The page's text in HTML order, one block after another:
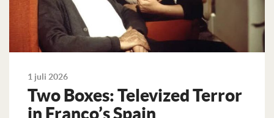
1 juli 2026
Two Boxes: Televized Terror
in Franco’s Spain